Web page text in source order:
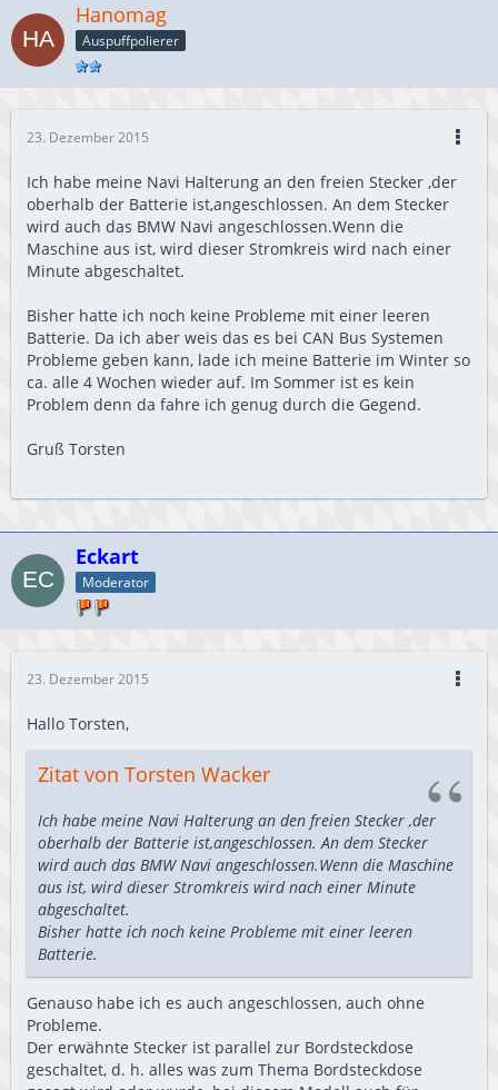
Hanomag
Auspuffpolierer
23. Dezember 2015
Ich habe meine Navi Halterung an den freien Stecker ,der
oberhalb der Batterie ist,angeschlossen. An dem Stecker
wird auch das BMW Navi angeschlossen.Wenn die
Maschine aus ist, wird dieser Stromkreis wird nach einer
Minute abgeschaltet.
Bisher hatte ich noch keine Probleme mit einer leeren
Batterie. Da ich aber weis das es bei CAN Bus Systemen
Probleme geben kann, lade ich meine Batterie im Winter so
ca. alle 4 Wochen wieder auf. Im Sommer ist es kein
Problem denn da fahre ich genug durch die Gegend.
Gruß Torsten
Eckart
Moderator
23. Dezember 2015
Hallo Torsten,
Zitat von Torsten Wacker
Ich habe meine Navi Halterung an den freien Stecker ,der
oberhalb der Batterie ist,angeschlossen. An dem Stecker
wird auch das BMW Navi angeschlossen.Wenn die Maschine
aus ist, wird dieser Stromkreis wird nach einer Minute
abgeschaltet.
Bisher hatte ich noch keine Probleme mit einer leeren
Batterie.
Genauso habe ich es auch angeschlossen, auch ohne
Probleme.
Der erwähnte Stecker ist parallel zur Bordsteckdose
geschaltet, d. h. alles was zum Thema Bordsteckdose